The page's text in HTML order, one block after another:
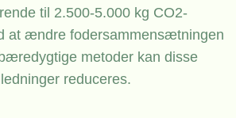
til 2.500-5.000 kg CO2-
at ændre fodersammensætningen
metoder kan disse
reduceres.